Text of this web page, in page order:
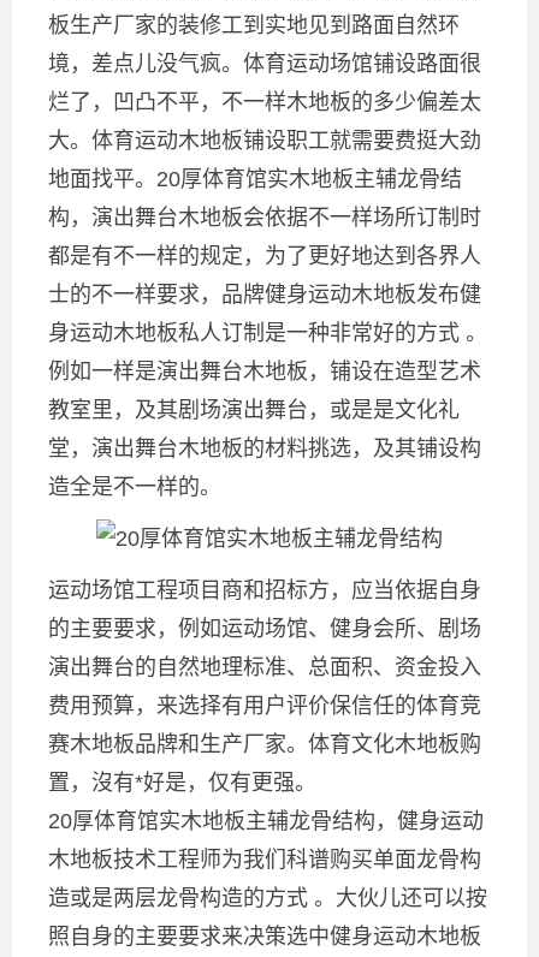
板生产厂家的装修工到实地见到路面自然环
境，差点儿没气疯。体育运动场馆铺设路面很
烂了，凹凸不平，不一样木地板的多少偏差太
大。体育运动木地板铺设职工就需要费挺大劲
地面找平。20厚体育馆实木地板主辅龙骨结
构，演出舞台木地板会依据不一样场所订制时
都是有不一样的规定，为了更好地达到各界人
士的不一样要求，品牌健身运动木地板发布健
身运动木地板私人订制是一种非常好的方式 。
例如一样是演出舞台木地板，铺设在造型艺术
教室里，及其剧场演出舞台，或是是文化礼
堂，演出舞台木地板的材料挑选，及其铺设构
造全是不一样的。
运动场馆工程项目商和招标方，应当依据自身
的主要要求，例如运动场馆、健身会所、剧场
演出舞台的自然地理标准、总面积、资金投入
费用预算，来选择有用户评价保信任的体育竞
赛木地板品牌和生产厂家。体育文化木地板购
置，沒有*好是，仅有更强。
20厚体育馆实木地板主辅龙骨结构，健身运动
木地板技术工程师为我们科谱购买单面龙骨构
造或是两层龙骨构造的方式 。大伙儿还可以按
照自身的主要要求来决策选中健身运动木地板